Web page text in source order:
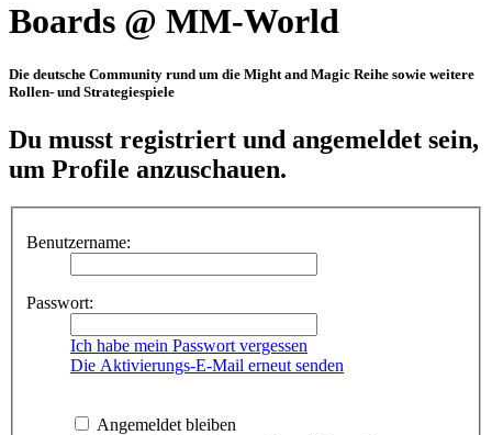
Boards @ MM-World
Die deutsche Community rund um die Might and Magic Reihe sowie weitere
Rollen- und Strategiespiele
Du musst registriert und angemeldet sein,
um Profile anzuschauen.
Benutzername:
Passwort:
Ich habe mein Passwort vergessen
Die Aktivierungs-E-Mail erneut senden
Angemeldet bleiben